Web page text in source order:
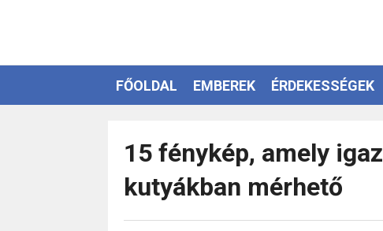
FŐOLDAL EMBEREK ÉRDEKESSÉGEK
15 fénykép, amely
kutyákban mérhető